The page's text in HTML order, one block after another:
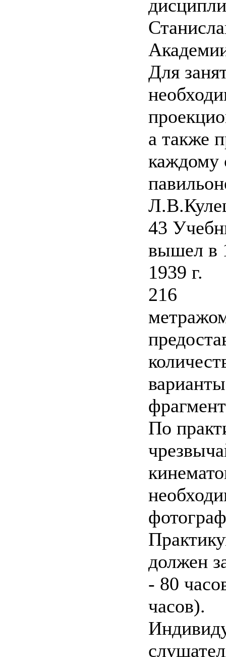
Для
а также
каждому
43
вышел в
1939 г.
216
По
должен
- 80
часов).